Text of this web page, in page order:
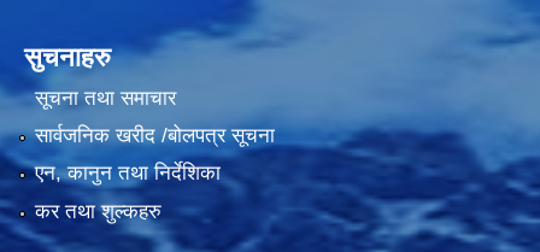
सुचनाहरु
सूचना तथा समाचार
सार्वजनिक खरीद /बोलपत्र सूचना
एन, कानुन तथा निर्देशिका
कर तथा शुल्कहरु